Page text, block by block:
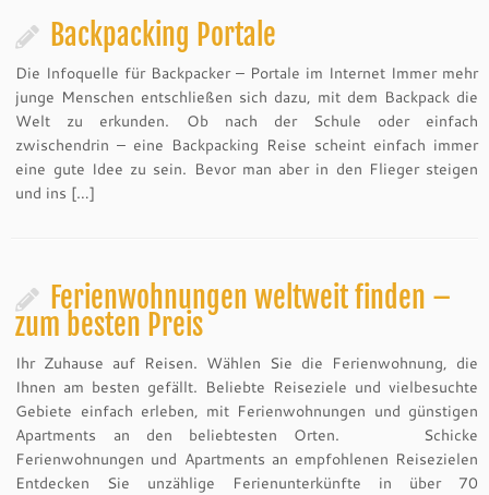
Backpacking Portale
Die Infoquelle für Backpacker – Portale im Internet Immer mehr
junge Menschen entschließen sich dazu, mit dem Backpack die
Welt zu erkunden. Ob nach der Schule oder einfach
zwischendrin – eine Backpacking Reise scheint einfach immer
eine gute Idee zu sein. Bevor man aber in den Flieger steigen
und ins […]
Ferienwohnungen weltweit finden –
zum besten Preis
Ihr Zuhause auf Reisen. Wählen Sie die Ferienwohnung, die
Ihnen am besten gefällt. Beliebte Reiseziele und vielbesuchte
Gebiete einfach erleben, mit Ferienwohnungen und günstigen
Apartments an den beliebtesten Orten. Schicke
Ferienwohnungen und Apartments an empfohlenen Reisezielen
Entdecken Sie unzählige Ferienunterkünfte in über 70